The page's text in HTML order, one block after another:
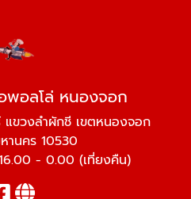
พอลโล่ หนองจอก
ขวงลำผักชี เขตหนองจอก
านคร 10530
- 0.00 (เที่ยงคืน)